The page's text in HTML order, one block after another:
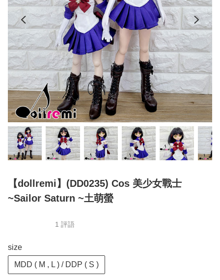
【dollremi】(DD0235) Cos 美少女戰士
~Sailor Saturn ~土萌螢
1 評語
size
MDD ( M , L ) / DDP ( S )